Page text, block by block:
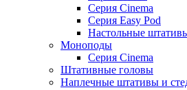
Серия Cinema
Серия Easy Pod
Настольные
Моноподы
Серия Cinema
Штативные головы
Наплечные штативы и